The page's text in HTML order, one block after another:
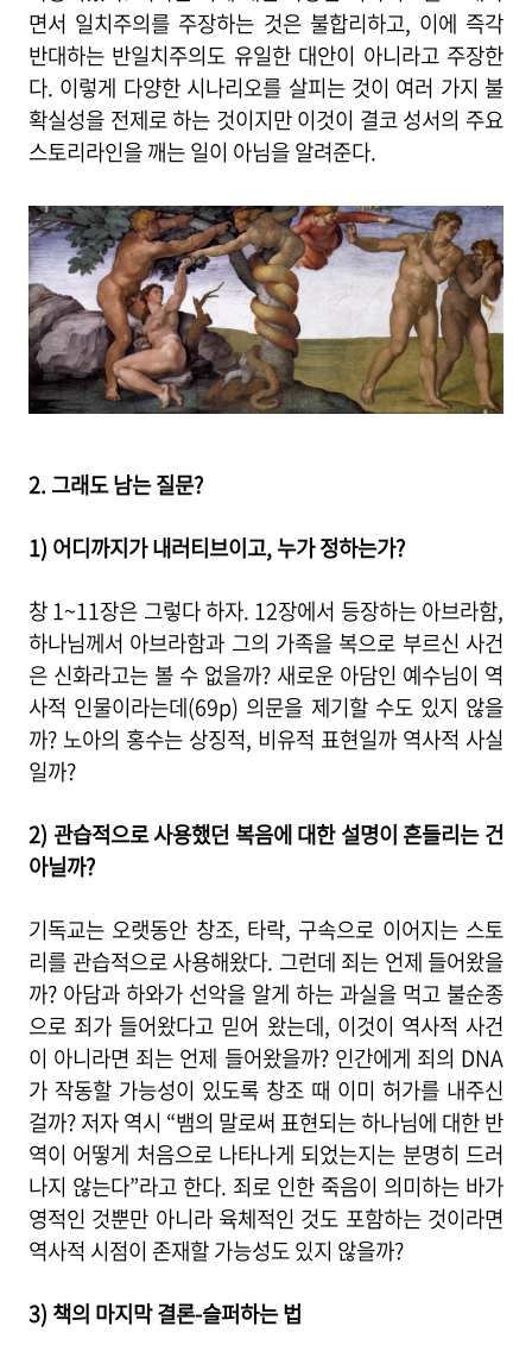
면서 일치주의를 주장하는 것은 불합리하고, 이에 즉각
반대하는 반일치주의도 유일한 대안이 아니라고 주장한
다. 이렇게 다양한 시나리오를 살피는 것이 여러 가지 불
확실성을 전제로 하는 것이지만 이것이 결코 성서의 주요
스토리라인을 깨는 일이 아님을 알려준다.
2. 그래도 남는 질문?
1) 어디까지가 내러티브이고, 누가 정하는가?
창 1~11장은 그렇다 하자. 12장에서 등장하는 아브라함,
하나님께서 아브라함과 그의 가족을 복으로 부르신 사건
은 신화라고는 볼 수 없을까? 새로운 아담인 예수님이 역
사적 인물이라는데(69p) 의문을 제기할 수도 있지 않을
까? 노아의 홍수는 상징적, 비유적 표현일까 역사적 사실
일까?
2) 관습적으로 사용했던 복음에 대한 설명이 흔들리는 건
아닐까?
기독교는 오랫동안 창조, 타락, 구속으로 이어지는 스토
리를 관습적으로 사용해왔다. 그런데 죄는 언제 들어왔을
까? 아담과 하와가 선악을 알게 하는 과실을 먹고 불순종
으로 죄가 들어왔다고 믿어 왔는데, 이것이 역사적 사건
이 아니라면 죄는 언제 들어왔을까? 인간에게 죄의 DNA
가 작동할 가능성이 있도록 창조 때 이미 허가를 내주신
걸까? 저자 역시 “뱀의 말로써 표현되는 하나님에 대한 반
역이 어떻게 처음으로 나타나게 되었는지는 분명히 드러
나지 않는다”라고 한다. 죄로 인한 죽음이 의미하는 바가
영적인 것뿐만 아니라 육체적인 것도 포함하는 것이라면
역사적 시점이 존재할 가능성도 있지 않을까?
3) 책의 마지막 결론-슬퍼하는 법